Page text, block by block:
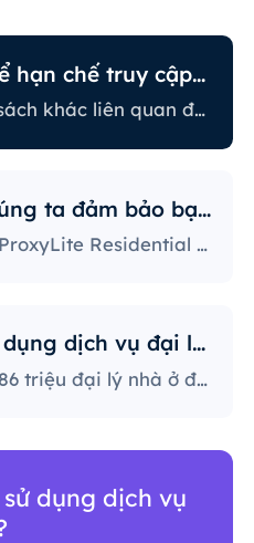
ISP Làm thế nào để hạn chế truy cập internet?
ISP Còn có các chính sách khác liên quan đến việc hạn chế một số hoạt động trực tuyến. Một số ISP sẽ ngăn chặn một số trang web, điều này có thể là vấn đề lớn đối với người dùng đại lý. Nhà cung cấp ISP có chính sách nghiêm ngặt nhất sẽ ngăn chặn truy cập vào các nền tảng mạng xã hội, trang web tin tức, v.v. Ngăn chặn các port cụ thể cũng là một phương pháp khá phổ biến, nghiêm ngặt hạn chế cách người dùng truy cập và sử dụng internet.
Làm thế nào để chúng ta đảm bảo bạn sử dụng IP?
Bộ sưu tập đại lý của ProxyLite Residential cung cấp vô số đại lý, do đó khách hàng của chúng ta không cần lo lắng về sự ngừng hoạt động và sự ngăn chặn của IP. Bạn có thể sử dụng máy chủ đại lý tại các địa điểm hợp tác với nhà cung cấp để truy cập dữ liệu cần thiết.
Tại sao bạn nên sử dụng dịch vụ đại lý ProxyLite?
ProxyLite Sở hữu hơn 86 triệu đại lý nhà ở đạt tiêu chuẩn toàn cầu, là sự lựa chọn hàng đầu của máy chủ đại lý thực sự.
dụng dịch vụ